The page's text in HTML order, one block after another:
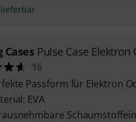
Cases Pulse Case Elektron
16
Passform für Elektron
EVA